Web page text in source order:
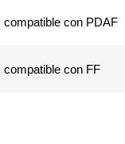
compatible con PDAF
compatible con FF